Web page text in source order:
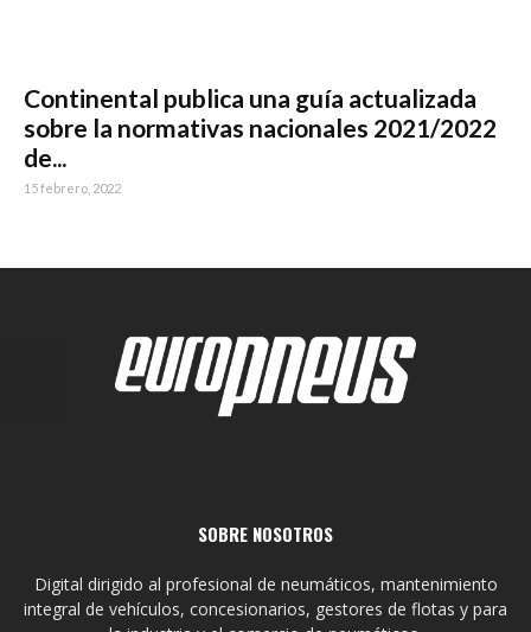
Continental publica una guía actualizada
sobre la normativas nacionales 2021/2022
de...
15 febrero, 2022
SOBRE NOSOTROS
Digital dirigido al profesional de neumáticos, mantenimiento
integral de vehículos, concesionarios, gestores de flotas y para